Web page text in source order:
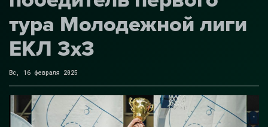
тура Молодежной лиги
ЕКЛ 3х3
Вс, 16 февраля 2025